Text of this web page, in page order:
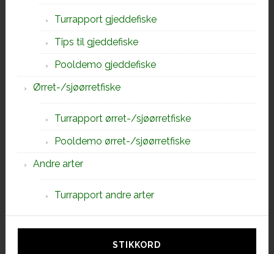
Turrapport gjeddefiske
Tips til gjeddefiske
Pooldemo gjeddefiske
Ørret-/sjøørretfiske
Turrapport ørret-/sjøørretfiske
Pooldemo ørret-/sjøørretfiske
Andre arter
Turrapport andre arter
STIKKORD